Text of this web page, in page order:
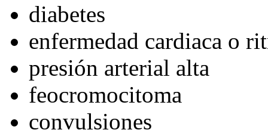
diabetes
enfermedad cardiaca o
presión arterial alta
feocromocitoma
convulsiones